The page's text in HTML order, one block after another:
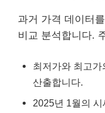
과거 가격 데이터
비교 분석합니다.
최저가와 최고
산출합니다.
2025년 1월의